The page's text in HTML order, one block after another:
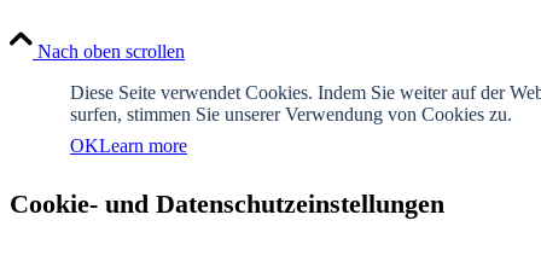
Nach oben scrollen
Diese Seite verwendet Cookies. Indem Sie weiter auf der
surfen, stimmen Sie unserer Verwendung von Cookies zu.
OKLearn more
Cookie- und Datenschutzeinstellungen